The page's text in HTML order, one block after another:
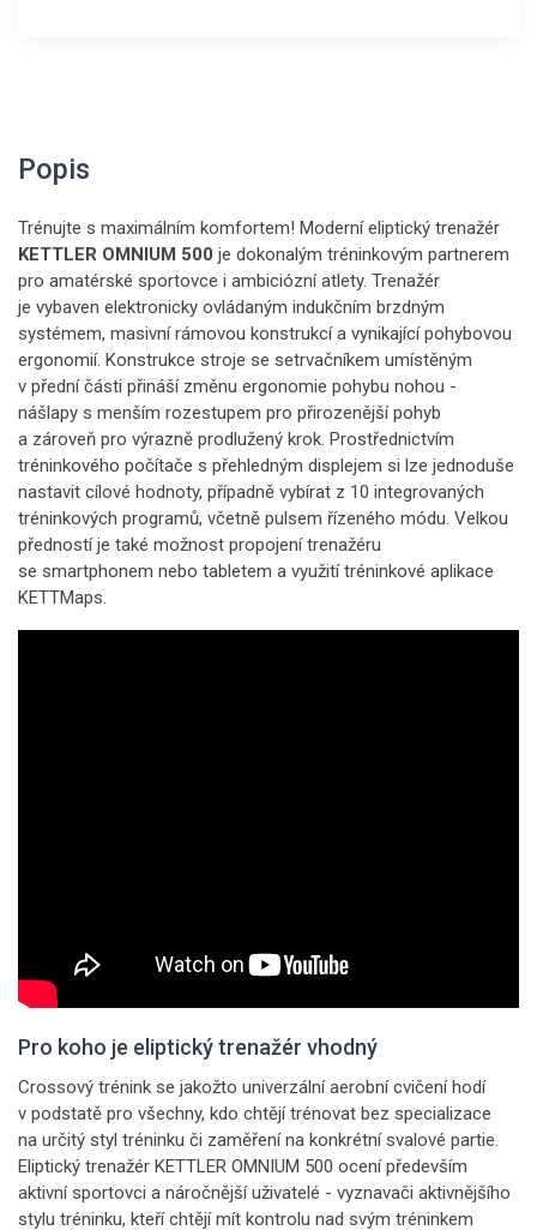
Popis
Trénujte s maximálním komfortem! Moderní eliptický trenažér
KETTLER OMNIUM 500 je dokonalým tréninkovým partnerem
pro amatérské sportovce i ambiciózní atlety. Trenažér
je vybaven elektronicky ovládaným indukčním brzdným
systémem, masivní rámovou konstrukcí a vynikající pohybovou
ergonomií. Konstrukce stroje se setrvačníkem umístěným
v přední části přináší změnu ergonomie pohybu nohou -
nášlapy s menším rozestupem pro přirozenější pohyb
a zároveň pro výrazně prodlužený krok. Prostřednictvím
tréninkového počítače s přehledným displejem si lze jednoduše
nastavit cílové hodnoty, případně vybírat z 10 integrovaných
tréninkových programů, včetně pulsem řízeného módu. Velkou
předností je také možnost propojení trenažéru
se smartphonem nebo tabletem a využití tréninkové aplikace
KETTMaps.
Pro koho je eliptický trenažér vhodný
Crossový trénink se jakožto univerzální aerobní cvičení hodí
v podstatě pro všechny, kdo chtějí trénovat bez specializace
na určitý styl tréninku či zaměření na konkrétní svalové partie.
Eliptický trenažér KETTLER OMNIUM 500 ocení především
aktivní sportovci a náročnější uživatelé - vyznavači aktivnějšího
stylu tréninku, kteří chtějí mít kontrolu nad svým tréninkem